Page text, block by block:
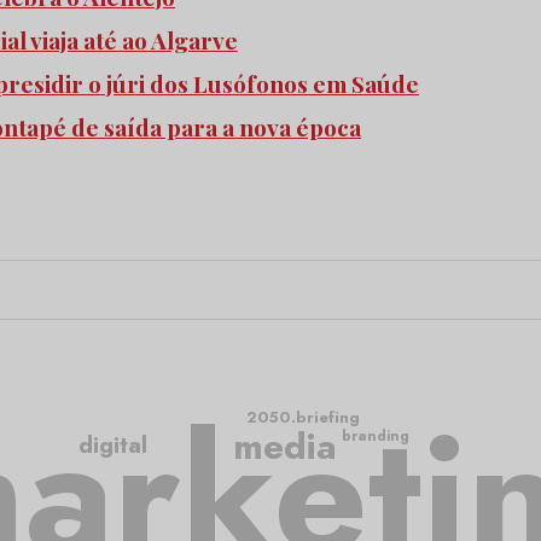
viaja até ao Algarve
o júri dos Lusófonos em Saúde
de saída para a nova época
media
digital
2050.briefing
branding